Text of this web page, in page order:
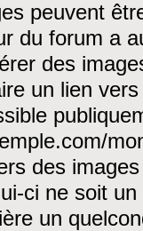
peuvent
du forum a
des
un lien
des
ci ne soit
un